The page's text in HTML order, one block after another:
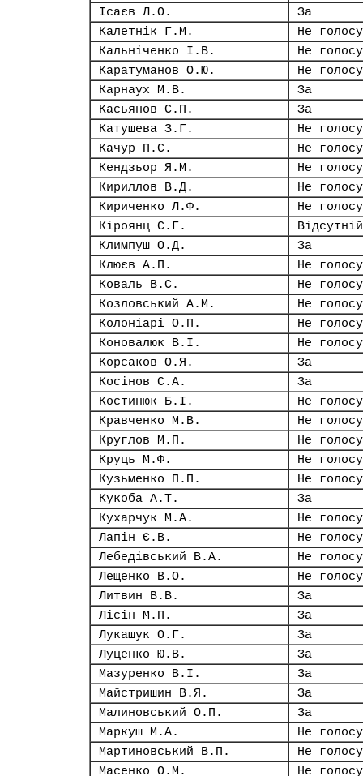
Ісаєв Л.О.
За
Калетнік Г.М.
Не
Кальніченко І.В.
Не
Каратуманов О.Ю.
Не
Карнаух М.В.
За
Касьянов С.П.
За
Катушева З.Г.
Не
Качур П.С.
Не
Кендзьор Я.М.
Не
Кириллов В.Д.
Не
Кириченко Л.Ф.
Не
Кіроянц С.Г.
Відсутній
Климпуш О.Д.
За
Клюєв А.П.
Не
Коваль В.С.
Не
Козловський А.М.
Не
Колоніарі О.П.
Не
Коновалюк В.І.
Не
Корсаков О.Я.
За
Косінов С.А.
За
Костинюк Б.І.
Не
Кравченко М.В.
Не
Круглов М.П.
Не
Круць М.Ф.
Не
Кузьменко П.П.
Не
Кукоба А.Т.
За
Кухарчук М.А.
Не
Лапін Є.В.
Не
Лебедівський В.А.
Не
Лещенко В.О.
Не
Литвин В.В.
За
Лісін М.П.
За
Лукашук О.Г.
За
Луценко Ю.В.
За
Мазуренко В.І.
За
Майстришин В.Я.
За
Малиновський О.П.
За
Маркуш М.А.
Не
Мартиновський В.П.
Не
Масенко О.М.
Не